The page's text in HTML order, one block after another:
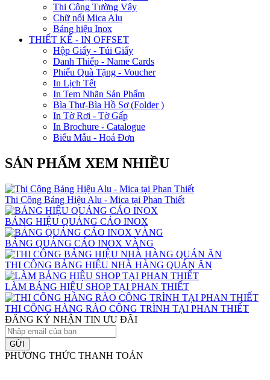
Thi Công Tường Vây
Chữ nổi Mica Alu
Bảng hiệu Inox
THIẾT KẾ - IN OFFSET
Hộp Giấy - Túi Giấy
Danh Thiếp - Name Cards
Phiếu Quà Tặng - Voucher
In Lịch Tết
In Tem Nhãn Sản Phẩm
Bìa Thư-Bìa Hồ Sơ (Folder )
In Tờ Rơi - Tờ Gấp
In Brochure - Catalogue
Biểu Mẫu - Hoá Đơn
SẢN PHẨM XEM NHIỀU
Thi Công Bảng Hiệu Alu - Mica tại Phan Thiết
BẢNG HIỆU QUẢNG CÁO INOX
BẢNG QUẢNG CÁO INOX VÀNG
THI CÔNG BẢNG HIỆU NHÀ HÀNG QUÁN ĂN
LÀM BẢNG HIỆU SHOP TẠI PHAN THIẾT
THI CÔNG HÀNG RÀO CÔNG TRÌNH TẠI PHAN THIẾT
ĐĂNG KÝ NHẬN TIN ƯU ĐÃI
GỬI
PHƯƠNG THỨC THANH TOÁN